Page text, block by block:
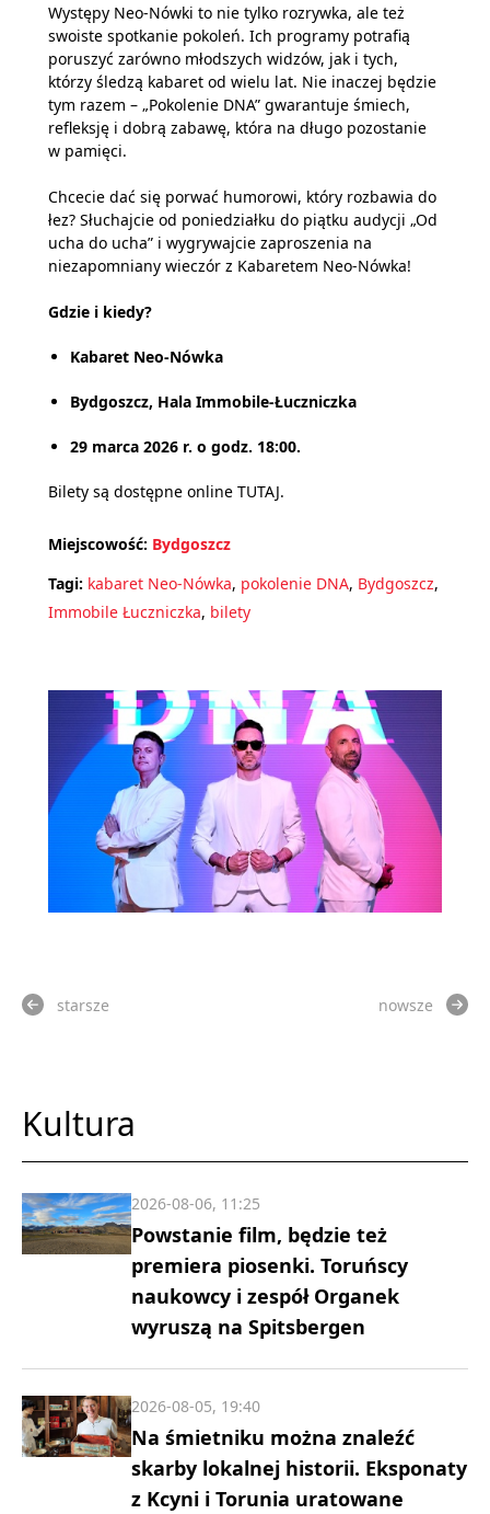
Występy Neo-Nówki to nie tylko rozrywka, ale też
swoiste spotkanie pokoleń. Ich programy potrafią
poruszyć zarówno młodszych widzów, jak i tych,
którzy śledzą kabaret od wielu lat. Nie inaczej będzie
tym razem – „Pokolenie DNA” gwarantuje śmiech,
refleksję i dobrą zabawę, która na długo pozostanie
w pamięci.
Chcecie dać się porwać humorowi, który rozbawia do
łez? Słuchajcie od poniedziałku do piątku audycji „Od
ucha do ucha” i wygrywajcie zaproszenia na
niezapomniany wieczór z Kabaretem Neo-Nówka!
Gdzie i kiedy?
Kabaret Neo-Nówka
Bydgoszcz, Hala Immobile-Łuczniczka
29 marca 2026 r. o godz. 18:00.
Bilety są dostępne online TUTAJ.
Miejscowość: Bydgoszcz
Tagi: kabaret Neo-Nówka, pokolenie DNA, Bydgoszcz,
Immobile Łuczniczka, bilety
starsze nowsze
Kultura
Powstanie film, będzie też
premiera piosenki. Toruńscy
naukowcy i zespół Organek
wyruszą na Spitsbergen
2026-08-06, 11:25
Na śmietniku można znaleźć
skarby lokalnej historii. Eksponaty
z Kcyni i Torunia uratowane
2026-08-05, 19:40